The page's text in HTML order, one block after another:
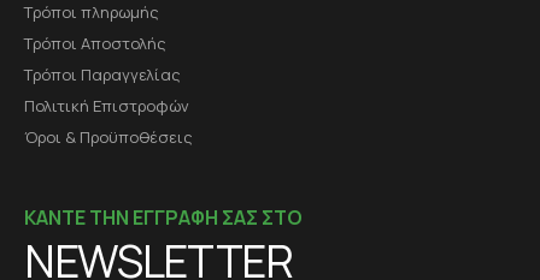
Τρόποι πληρωμής
Τρόποι Αποστολής
Τρόποι Παραγγελίας
Πολιτική Επιστροφών
Όροι & Προϋποθέσεις
ΚΑΝΤΕ ΤΗΝ ΕΓΓΡΑΦΗ ΣΑΣ ΣΤΟ
NEWSLETTER